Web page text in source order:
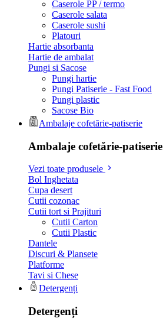
Caserole PP / termo
Caserole salata
Caserole sushi
Platouri
Hartie absorbanta
Hartie de ambalat
Pungi si Sacose
Pungi hartie
Pungi Patiserie - Fast Food
Pungi plastic
Sacose Bio
Ambalaje cofetărie-patiserie
Ambalaje cofetărie-patiserie
Vezi toate produsele
Bol Inghetata
Cupa desert
Cutii cozonac
Cutii tort si Prajituri
Cutii Carton
Cutii Plastic
Dantele
Discuri & Plansete
Platforme
Tavi si Chese
Detergenți
Detergenți